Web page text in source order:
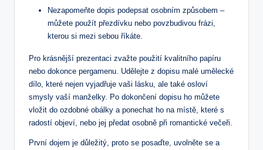
Nezapomeňte dopis podepsat osobním způsobem –
můžete použít přezdívku nebo povzbudivou frázi,
kterou si mezi sebou říkáte.
Pro krásnější prezentaci zvažte použití‌ kvalitního⁣ papíru
nebo dokonce pergamenu. Udělejte z dopisu malé umělecké
dílo, které nejen vyjadřuje vaši ⁢lásku, ale také osloví
smysly vaší ⁢manželky. Po dokončení dopisu ho můžete
‌vložit do ⁣ozdobné obálky a ⁣ponechat ho na místě, které ‌s
radostí ​objeví, nebo ‌jej předat osobně při romantické večeři.
První dojem je důležitý, proto se posaďte, uvolněte se‍ a